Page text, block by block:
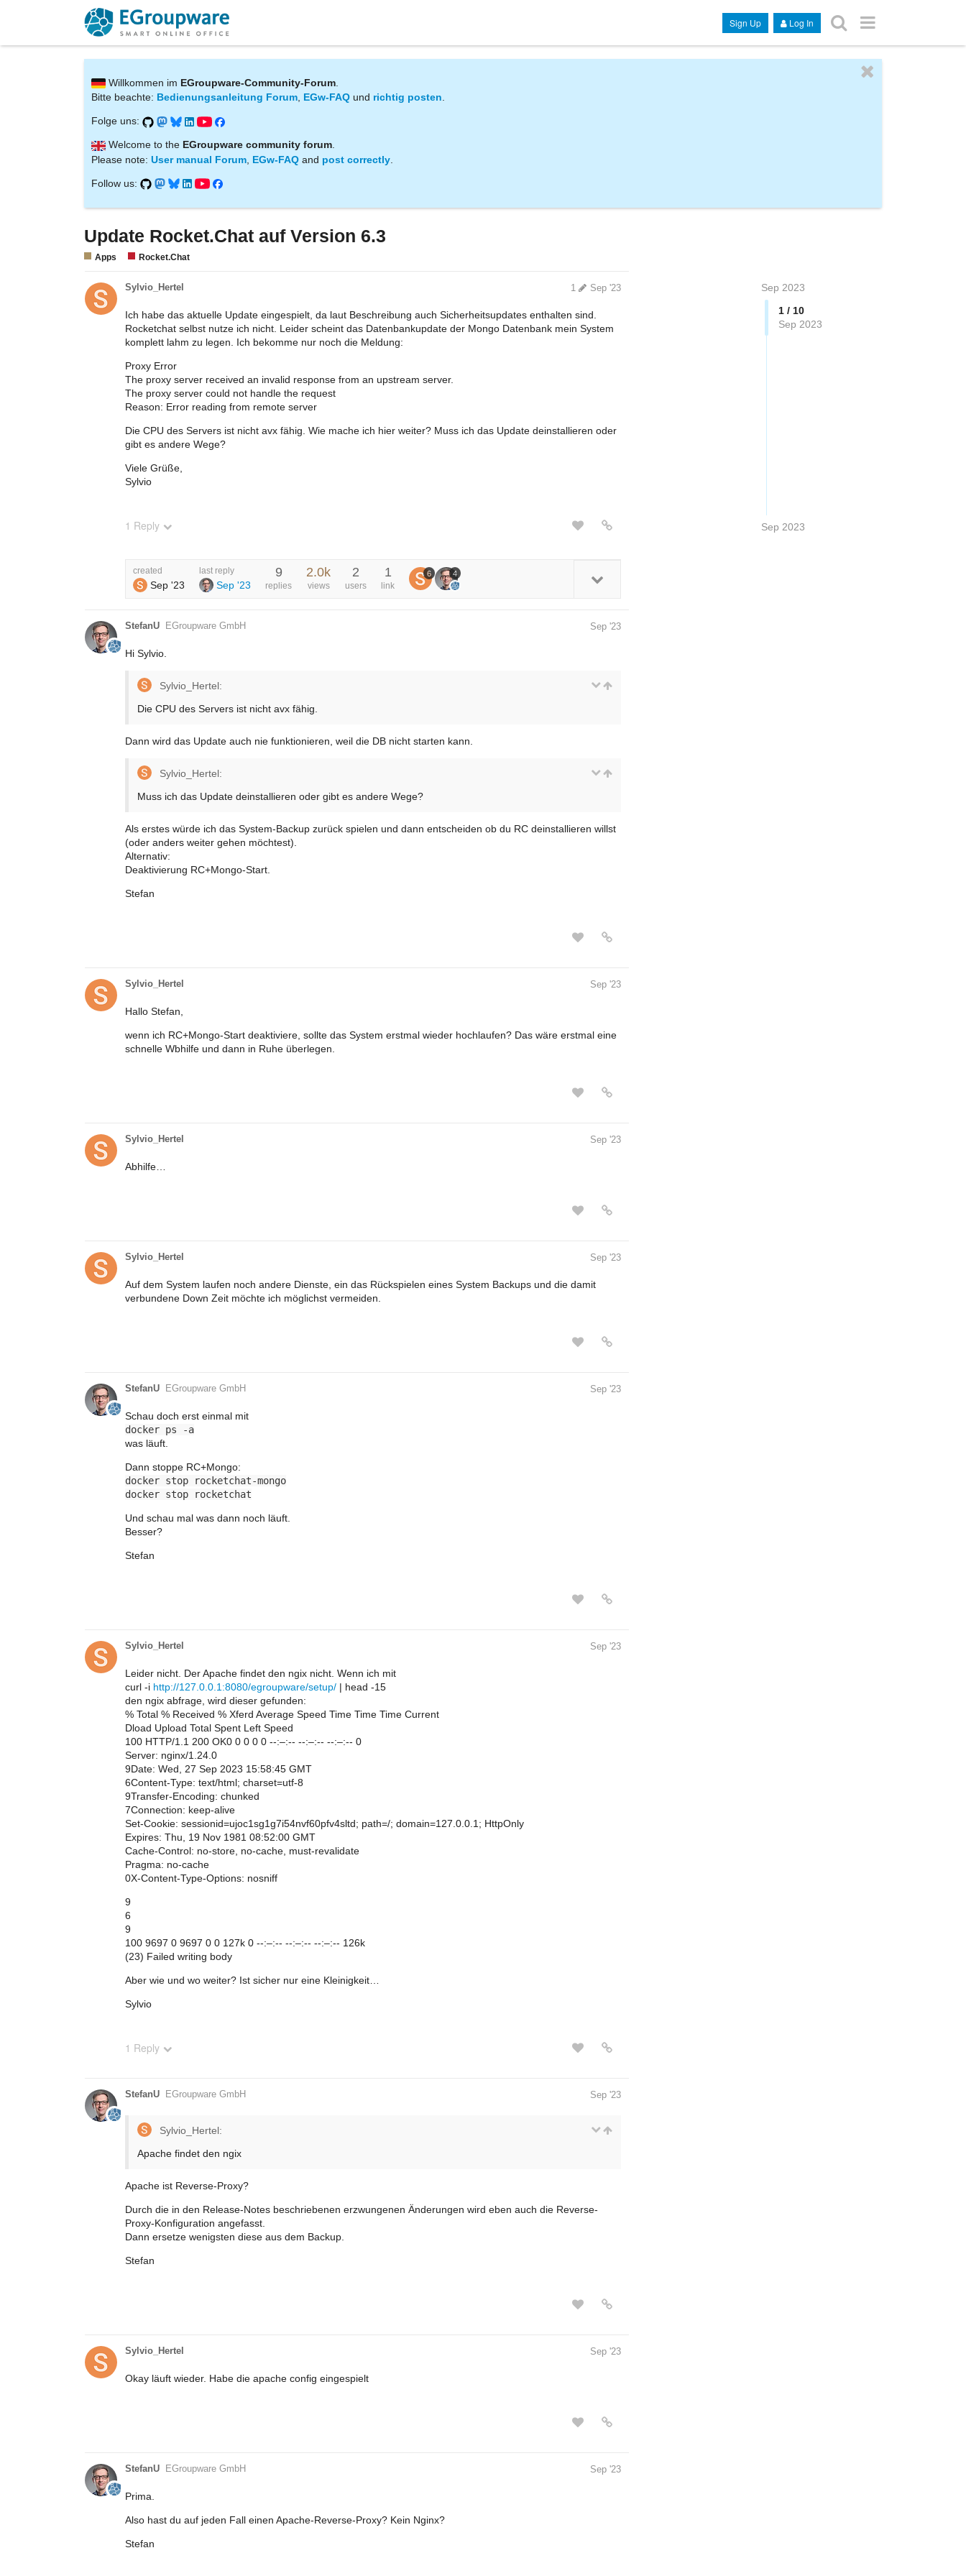
Sign Up Log In
Willkommen im EGroupware-Community-Forum
Bitte beachte: Bedienungsanleitung Forum, EGw-FAQ und richtig posten.
Folge uns:
Welcome to the EGroupware community forum.
Please note: User manual Forum EGw-FAQ and post correctly
Follow us:
Update Rocket.Chat auf Version 6.3
Apps Rocket.Chat
Sep 2023
1 / 10
Sep 2023
Sep 2023
Sylvio_Hertel Sep '23
1
Ich habe das aktuelle Update eingespielt, da laut Beschreibung auch Sicherheitsupdates enthalten sind.
Rocketchat selbst nutze ich nicht. Leider scheint das Datenbankupdate der Mongo Datenbank mein System
komplett lahm zu legen. Ich bekomme nur noch die Meldung:
Proxy Error
The proxy server received an invalid response from an upstream server.
The proxy server could not handle the request
Reason: Error reading from remote server
Die CPU des Servers ist nicht avx fähig. Wie mache ich hier weiter? Muss ich das Update deinstallieren oder
gibt es andere Wege?
Viele Grüße,
Sylvio
1 Reply
created
Sep '23
last reply
Sep '23
9
replies
2.0k
views
2
users
1
link
6 4
StefanU EGroupware GmbH Sep '23
Hi Sylvio.
Sylvio_Hertel:
Die CPU des Servers ist nicht avx fähig.
Dann wird das Update auch nie funktionieren, weil die DB nicht starten kann.
Sylvio_Hertel:
Muss ich das Update deinstallieren oder gibt es andere Wege?
Als erstes würde ich das System-Backup zurück spielen und dann entscheiden ob du RC deinstallieren willst
(oder anders weiter gehen möchtest).
Alternativ:
Deaktivierung RC+Mongo-Start.
Stefan
Sylvio_Hertel Sep '23
Hallo Stefan,
wenn ich RC+Mongo-Start deaktiviere, sollte das System erstmal wieder hochlaufen? Das wäre erstmal eine
schnelle Wbhilfe und dann in Ruhe überlegen.
Sylvio_Hertel Sep '23
Abhilfe…
Sylvio_Hertel Sep '23
Auf dem System laufen noch andere Dienste, ein das Rückspielen eines System Backups und die damit
verbundene Down Zeit möchte ich möglichst vermeiden.
StefanU EGroupware GmbH Sep '23
Schau doch erst einmal mit
docker ps -a
was läuft.
Dann stoppe RC+Mongo:
docker stop rocketchat-mongo
docker stop rocketchat
Und schau mal was dann noch läuft.
Besser?
Stefan
Sylvio_Hertel Sep '23
Leider nicht. Der Apache findet den ngix nicht. Wenn ich mit
curl -i http://127.0.0.1:8080/egroupware/setup/ | head -15
den ngix abfrage, wird dieser gefunden:
% Total % Received % Xferd Average Speed Time Time Time Current
Dload Upload Total Spent Left Speed
100 HTTP/1.1 200 OK0 0 0 0 0 --:–:-- --:–:-- --:–:-- 0
Server: nginx/1.24.0
9Date: Wed, 27 Sep 2023 15:58:45 GMT
6Content-Type: text/html; charset=utf-8
9Transfer-Encoding: chunked
7Connection: keep-alive
Set-Cookie: sessionid=ujoc1sg1g7i54nvf60pfv4sltd; path=/; domain=127.0.0.1; HttpOnly
Expires: Thu, 19 Nov 1981 08:52:00 GMT
Cache-Control: no-store, no-cache, must-revalidate
Pragma: no-cache
0X-Content-Type-Options: nosniff
9
6
9
100 9697 0 9697 0 0 127k 0 --:–:-- --:–:-- --:–:-- 126k
(23) Failed writing body
Aber wie und wo weiter? Ist sicher nur eine Kleinigkeit…
Sylvio
1 Reply
StefanU EGroupware GmbH Sep '23
Sylvio_Hertel:
Apache findet den ngix
Apache ist Reverse-Proxy?
Durch die in den Release-Notes beschriebenen erzwungenen Änderungen wird eben auch die Reverse-
Proxy-Konfiguration angefasst.
Dann ersetze wenigsten diese aus dem Backup.
Stefan
Sylvio_Hertel Sep '23
Okay läuft wieder. Habe die apache config eingespielt
StefanU EGroupware GmbH Sep '23
Prima.
Also hast du auf jeden Fall einen Apache-Reverse-Proxy? Kein Nginx?
Stefan